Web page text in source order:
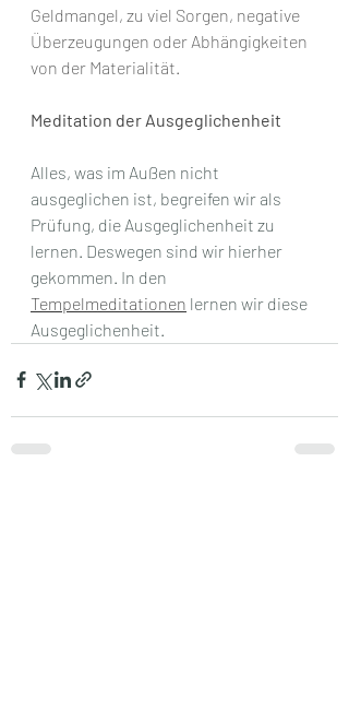
Geldmangel, zu viel Sorgen, negative
Überzeugungen oder Abhängigkeiten
von der Materialität.
Meditation der Ausgeglichenheit
Alles, was im Außen nicht
ausgeglichen ist, begreifen wir als
Prüfung, die Ausgeglichenheit zu
lernen. Deswegen sind wir hierher
gekommen. In den
Tempelmeditationen lernen wir diese
Ausgeglichenheit.